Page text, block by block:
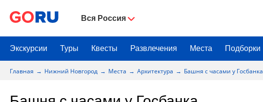
Вся Россия
Экскурсии Туры Квесты Развлечения Места Подборки
Главная Нижний Новгород Места Архитектура Башня с часами у Госбанка